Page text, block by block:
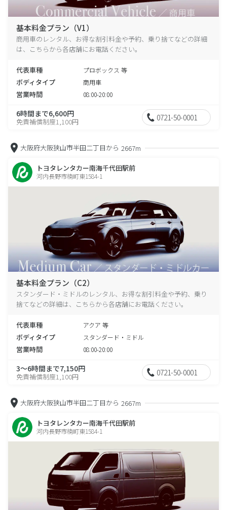
基本料金プラン（V1）
商用車のレンタル、お得な割引料金や予約、乗り捨てなどの詳細
は、こちらから各店舗にお電話ください。
代表車種 プロボックス 等
ボディタイプ 商用車
営業時間 08:00-20:00
6時間まで6,600円
免責補償制度1,100円 0721-50-0001
大阪府大阪狭山市半田二丁目から 2667m
トヨタレンタカー南海千代田駅前
河内長野市楠町東1584-1
基本料金プラン（C2）
スタンダード・ミドルのレンタル、お得な割引料金や予約、乗り
捨てなどの詳細は、こちらから各店舗にお電話ください。
代表車種 アクア 等
ボディタイプ スタンダード・ミドル
営業時間 08:00-20:00
3～6時間まで7,150円
免責補償制度1,100円 0721-50-0001
大阪府大阪狭山市半田二丁目から 2667m
トヨタレンタカー南海千代田駅前
河内長野市楠町東1584-1